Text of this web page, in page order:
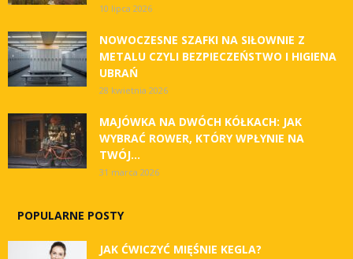
10 lipca 2026
NOWOCZESNE SZAFKI NA SIŁOWNIE Z
METALU CZYLI BEZPIECZEŃSTWO I HIGIENA
UBRAŃ
28 kwietnia 2026
MAJÓWKA NA DWÓCH KÓŁKACH: JAK
WYBRAĆ ROWER, KTÓRY WPŁYNIE NA
TWÓJ...
31 marca 2026
POPULARNE POSTY
JAK ĆWICZYĆ MIĘŚNIE KEGLA?